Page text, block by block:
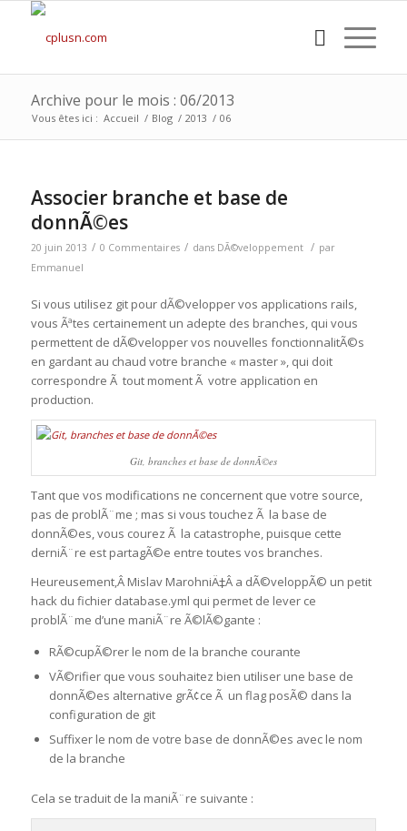
Archive pour le mois : 06/2013
Vous êtes ici : Accueil / Blog / 2013 / 06
Associer branche et base de
donnÃ©es
20 juin 2013 / 0 Commentaires / dans DÃ©veloppement / par
Emmanuel
Si vous utilisez git pour dÃ©velopper vos applications rails,
vous Ãªtes certainement un adepte des branches, qui vous
permettent de dÃ©velopper vos nouvelles fonctionnalitÃ©s
en gardant au chaud votre branche « master », qui doit
correspondre Ã tout moment Ã votre application en
production.
Git, branches et base de donnÃ©es
Tant que vos modifications ne concernent que votre source,
pas de problÃ¨me ; mas si vous touchez Ã la base de
donnÃ©es, vous courez Ã la catastrophe, puisque cette
derniÃ¨re est partagÃ©e entre toutes vos branches.
Heureusement,Â Mislav MarohniÄ‡Â a dÃ©veloppÃ© un petit
hack du fichier database.yml qui permet de lever ce
problÃ¨me d’une maniÃ¨re Ã©lÃ©gante :
RÃ©cupÃ©rer le nom de la branche courante
VÃ©rifier que vous souhaitez bien utiliser une base de
donnÃ©es alternative grÃ¢ce Ã un flag posÃ© dans la
configuration de git
Suffixer le nom de votre base de donnÃ©es avec le nom
de la branche
Cela se traduit de la maniÃ¨re suivante :